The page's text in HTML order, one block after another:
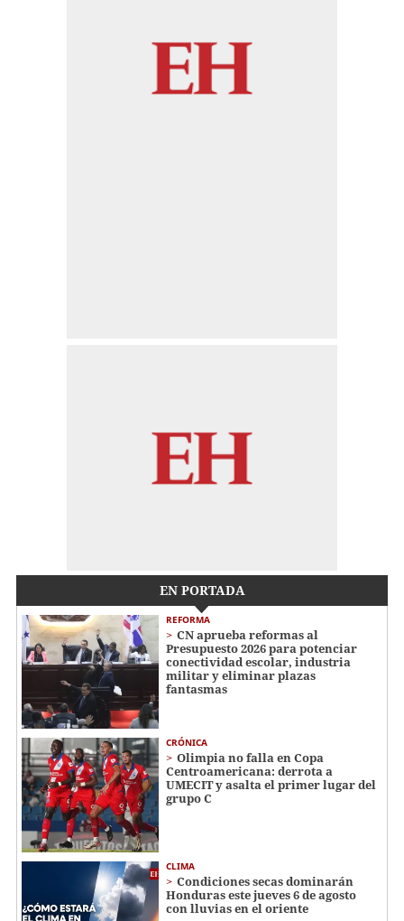
EN PORTADA
REFORMA
CN aprueba reformas al
Presupuesto 2026 para potenciar
conectividad escolar, industria
militar y eliminar plazas
fantasmas
CRÓNICA
Olimpia no falla en Copa
Centroamericana: derrota a
UMECIT y asalta el primer lugar del
grupo C
CLIMA
Condiciones secas dominarán
Honduras este jueves 6 de agosto
con lluvias en el oriente